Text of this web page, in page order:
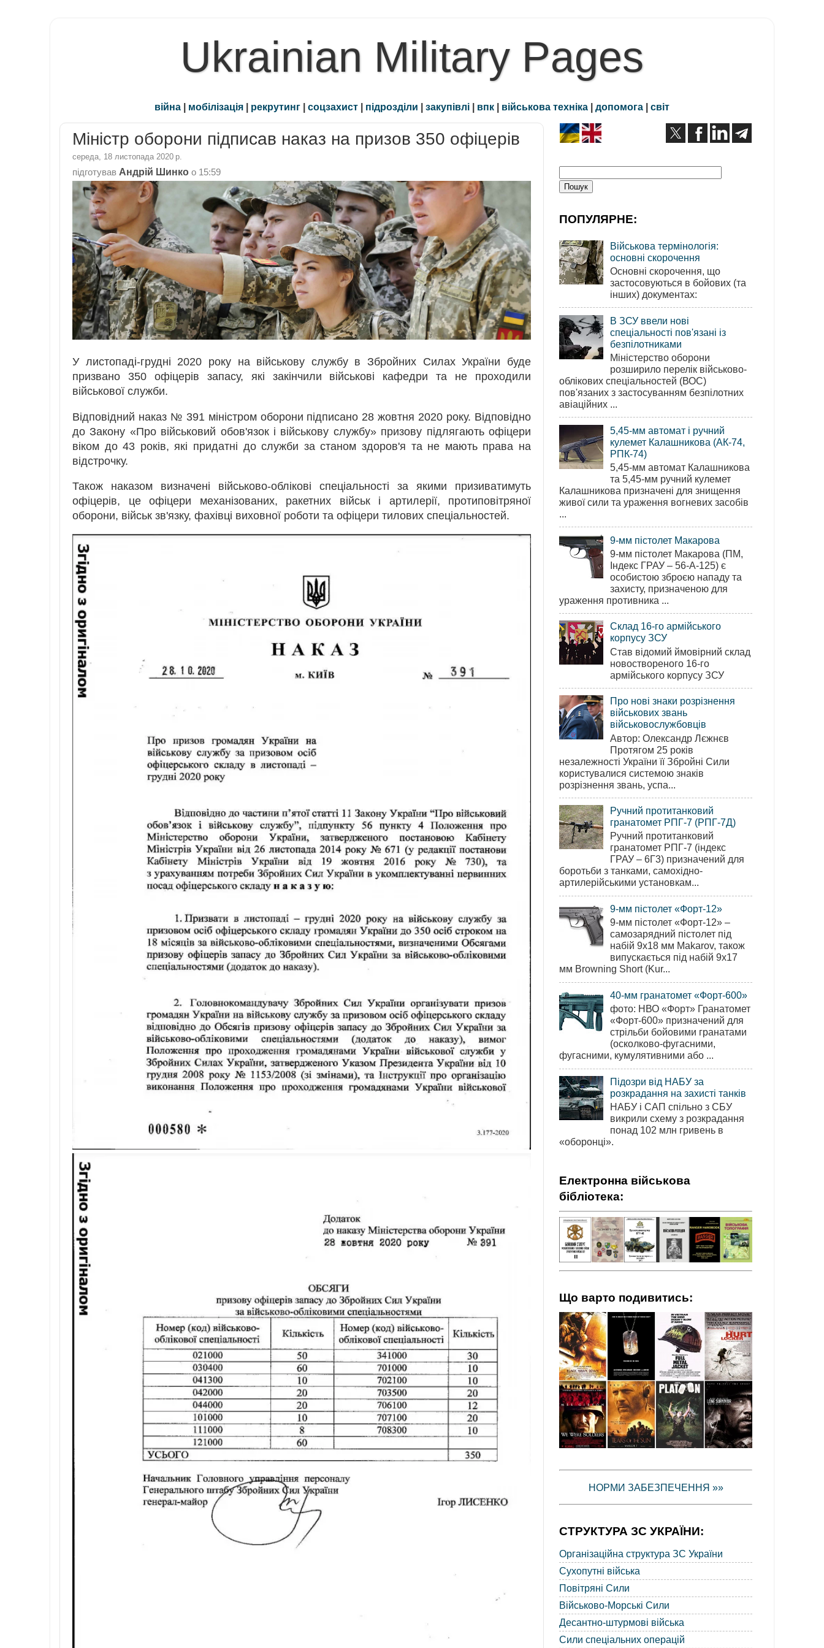
Ukrainian Military Pages
війна | мобілізація | рекрутинг | соцзахист | підрозділи | закупівлі | впк | військова техніка | допомога | світ
Міністр оборони підписав наказ на призов 350 офіцерів
середа, 18 листопада 2020 р.
підготував Андрій Шинко о 15:59
У листопаді-грудні 2020 року на військову службу в Збройних Силах України буде
призвано 350 офіцерів запасу, які закінчили військові кафедри та не проходили
військової служби.
Відповідний наказ № 391 міністром оборони підписано 28 жовтня 2020 року. Відповідно
до Закону «Про військовий обов'язок і військову службу» призову підлягають офіцери
віком до 43 років, які придатні до служби за станом здоров'я та не мають права на
відстрочку.
Також наказом визначені військово-облікові спеціальності за якими призиватимуть
офіцерів, це офіцери механізованих, ракетних військ і артилерії, протиповітряної
оборони, військ зв'язку, фахівці виховної роботи та офіцери тилових спеціальностей.
ПОПУЛЯРНЕ:
Військова термінологія:
основні скорочення
Основні скорочення, що
застосовуються в бойових (та
інших) документах:
В ЗСУ ввели нові
спеціальності пов'язані із
безпілотниками
Міністерство оборони
розширило перелік військово-
облікових спеціальностей (ВОС)
пов'язаних з застосуванням безпілотних
авіаційних ...
5,45-мм автомат і ручний
кулемет Калашникова (АК-74,
РПК-74)
5,45-мм автомат Калашникова
та 5,45-мм ручний кулемет
Калашникова призначені для знищення
живої сили та ураження вогневих засобів
...
9-мм пістолет Макарова
9-мм пістолет Макарова (ПМ,
Індекс ГРАУ – 56-А-125) є
особистою зброєю нападу та
захисту, призначеною для
ураження противника ...
Склад 16-го армійського
корпусу ЗСУ
Став відомий ймовірний склад
новоствореного 16-го
армійського корпусу ЗСУ
Про нові знаки розрізнення
військових звань
військовослужбовців
Автор: Олександр Лєжнєв
Протягом 25 років
незалежності України її Збройні Сили
користувалися системою знаків
розрізнення звань, успа...
Ручний протитанковий
гранатомет РПГ-7 (РПГ-7Д)
Ручний протитанковий
гранатомет РПГ-7 (індекс
ГРАУ – 6Г3) призначений для
боротьби з танками, самохідно-
артилерійськими установкам...
9-мм пістолет «Форт-12»
9-мм пістолет «Форт-12» –
самозарядний пістолет під
набій 9х18 мм Makarov, також
випускається під набій 9х17
мм Browning Short (Kur...
40-мм гранатомет «Форт-600»
фото: НВО «Форт» Гранатомет
«Форт-600» призначений для
стрільби бойовими гранатами
(осколково-фугасними,
фугасними, кумулятивними або ...
Підозри від НАБУ за
розкрадання на захисті танків
НАБУ і САП спільно з СБУ
викрили схему з розкрадання
понад 102 млн гривень в
«оборонці».
Електронна військова
бібліотека:
Що варто подивитись:
НОРМИ ЗАБЕЗПЕЧЕННЯ »»
СТРУКТУРА ЗС УКРАЇНИ:
Організаційна структура ЗС України
Сухопутні війська
Повітряні Сили
Військово-Морські Сили
Десантно-штурмові війська
Сили спеціальних операцій